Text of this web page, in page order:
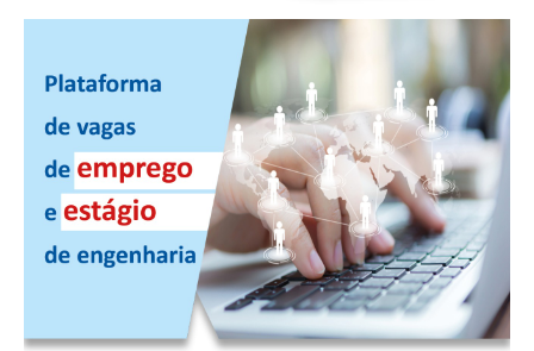
REVISÃO DE APOSENTADORIA
FGTS CORREÇÃO
LEGISLAÇÃO
LEI 4.950-A/1966 – PISO SALARIAL
LEI 5.194/1966 – REGULAMENTAÇÃO DA PROFISSÃO
LEI 6.496/1977 – ART